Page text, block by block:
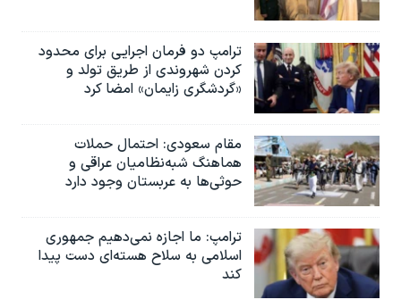
ترامپ دو فرمان اجرایی برای محدود
کردن شهروندی از طریق تولد و
«گردشگری زایمان» امضا کرد
مقام سعودی: احتمال حملات
هماهنگ شبه‌نظامیان عراقی و
حوثی‌ها به عربستان وجود دارد
ترامپ: ما اجازه نمی‌دهیم جمهوری
اسلامی به سلاح هسته‌ای دست پیدا
کند